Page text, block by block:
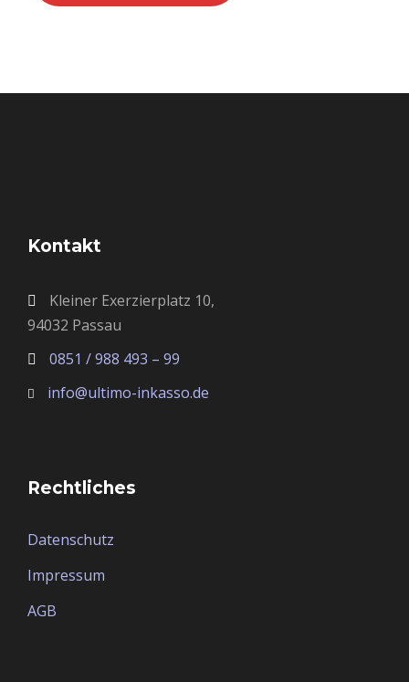
Kontakt
Kleiner Exerzierplatz 10,
94032 Passau
0851 / 988 493 – 99
info@ultimo-inkasso.de
Rechtliches
Datenschutz
Impressum
AGB